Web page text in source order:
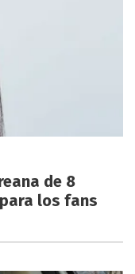
de 8
los fans